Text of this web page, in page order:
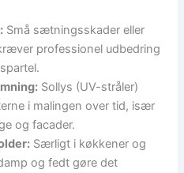
Små sætningsskader eller
professionel udbedring
Sollys (UV-stråler)
i malingen over tid, især
og facader.
Særligt i køkkener og
og fedt gøre det